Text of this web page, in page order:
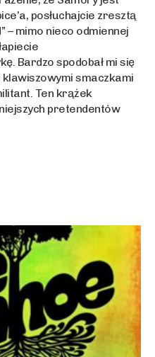
posłuchajcie zresztą
– mimo nieco odmiennej
Bardzo spodobał mi się
klawiszowymi smaczkami
Ten krążek
pretendentów